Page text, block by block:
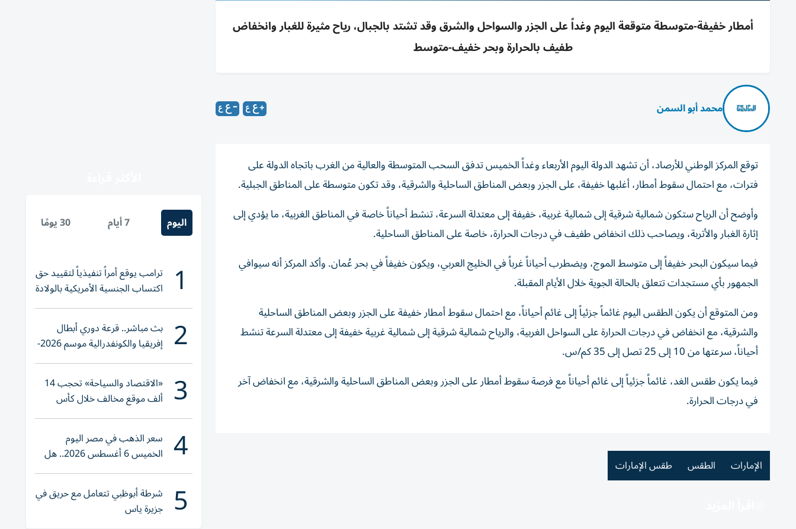
أمطار خفيفة-متوسطة متوقعة اليوم وغداً على الجزر والسواحل والشرق وقد تشتد بالجبال، رياح مثيرة للغبار وانخفاض
طفيف بالحرارة وبحر خفيف-متوسط
محمد أبو السمن
توقع المركز الوطني للأرصاد، أن تشهد الدولة اليوم الأربعاء وغداً الخميس تدفق السحب المتوسطة والعالية من الغرب باتجاه الدولة على
فترات، مع احتمال سقوط أمطار، أغلبها خفيفة، على الجزر وبعض المناطق الساحلية والشرقية، وقد تكون متوسطة على المناطق الجبلية.
وأوضح أن الرياح ستكون شمالية شرقية إلى شمالية غربية، خفيفة إلى معتدلة السرعة، تنشط أحياناً خاصة في المناطق الغربية، ما يؤدي إلى
إثارة الغبار والأتربة، ويصاحب ذلك انخفاض طفيف في درجات الحرارة، خاصة على المناطق الساحلية.
فيما سيكون البحر خفيفاً إلى متوسط الموج، ويضطرب أحياناً غرباً في الخليج العربي، ويكون خفيفاً في بحر عُمان. وأكد المركز أنه سيوافي
الجمهور بأي مستجدات تتعلق بالحالة الجوية خلال الأيام المقبلة.
ومن المتوقع أن يكون الطقس اليوم غائماً جزئياً إلى غائم أحياناً، مع احتمال سقوط أمطار خفيفة على الجزر وبعض المناطق الساحلية
والشرقية، مع انخفاض في درجات الحرارة على السواحل الغربية، والرياح شمالية شرقية إلى شمالية غربية خفيفة إلى معتدلة السرعة تنشط
أحياناً، سرعتها من 10 إلى 25 تصل إلى 35 كم/س.
فيما يكون طقس الغد، غائماً جزئياً إلى غائم أحياناً مع فرصة سقوط أمطار على الجزر وبعض المناطق الساحلية والشرقية، مع انخفاض آخر
في درجات الحرارة.
الإمارات الطقس طقس الإمارات
اليوم 7 أيام 30 يومًا
1 ترامب يوقع أمراً تنفيذياً لتقييد حق
اكتساب الجنسية الأمريكية بالولادة
2 بث مباشر.. قرعة دوري أبطال
إفريقيا والكونفدرالية موسم 2026-
2027
3 «الاقتصاد والسياحة» تحجب 14
ألف موقع مخالف خلال كأس
العالم 2026
4 سعر الذهب في مصر اليوم
الخميس 6 أغسطس 2026.. هل
تنوي الشراء؟
5 شرطة أبوظبي تتعامل مع حريق في
جزيرة ياس